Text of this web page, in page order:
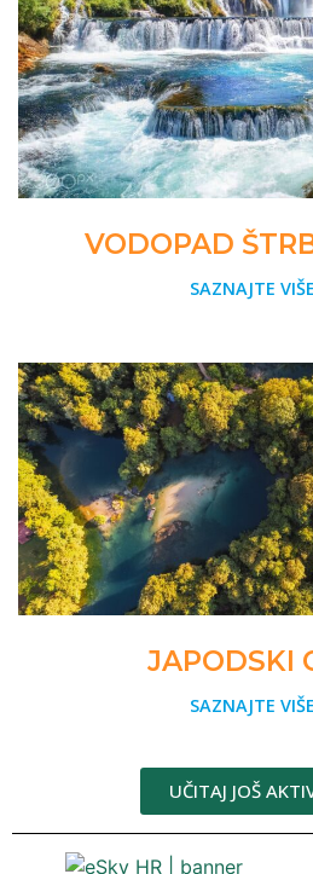
VODOPAD
SAZNAJTE
JAPODSKI
SAZNAJTE
UČITAJ JOŠ